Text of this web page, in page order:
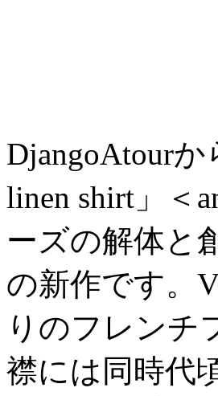
DjangoAtour
linen shirt」＜
ーズの解体と
の新作です。
りのフレンチ
襟には同時代